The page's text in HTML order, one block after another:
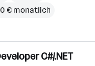
€ monatlich
C#/.NET